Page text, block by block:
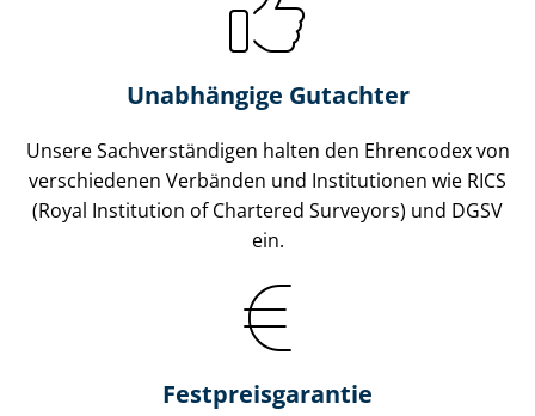
Unabhängige Gutachter
Unsere Sach­ver­stän­di­gen halten den Ehrencodex von
verschiedenen Verbänden und Institutionen wie RICS
(Royal Institution of Chartered Surveyors) und DGSV
ein.
Festpreis​garantie